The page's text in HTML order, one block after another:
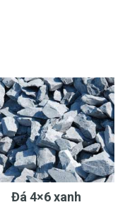
Đá 4×6 xanh